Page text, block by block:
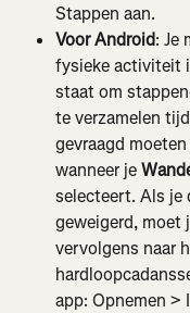
Stappen aan.
Voor Android: Je
fysieke activiteit
staat om
te verzamelen
gevraagd
wanneer je
selecteert. Als je
geweigerd, moet
vervolgens naar
app: Opnemen >